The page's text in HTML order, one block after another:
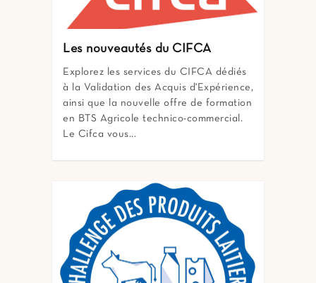
Les nouveautés du CIFCA
Explorez les services du CIFCA dédiés
à la Validation des Acquis d'Expérience,
ainsi que la nouvelle offre de formation
en BTS Agricole technico-commercial.
Le Cifca vous...